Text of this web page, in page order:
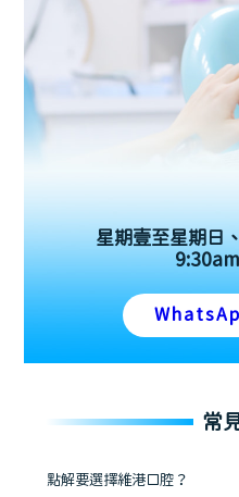
星期壹至星期日
常
點解要選擇維港口腔？